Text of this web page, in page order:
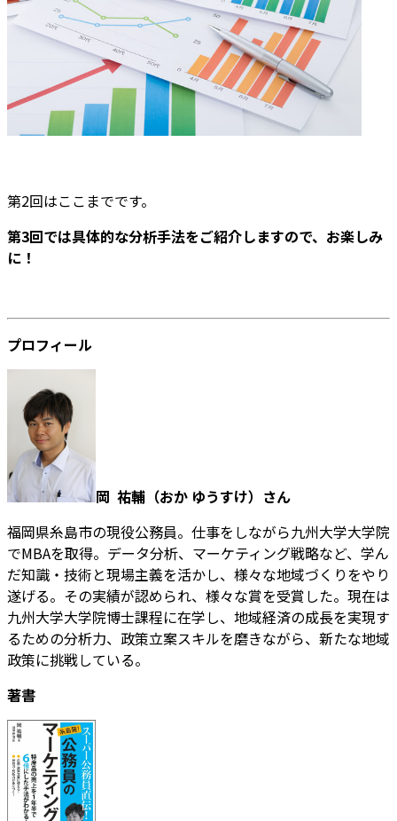
第2回はここまでです。
第3回では具体的な分析手法をご紹介しますので、お楽しみ
に！
プロフィール
岡 祐輔（おか ゆうすけ）さん
福岡県糸島市の現役公務員。仕事をしながら九州大学大学院
でMBAを取得。データ分析、マーケティング戦略など、学ん
だ知識・技術と現場主義を活かし、様々な地域づくりをやり
遂げる。その実績が認められ、様々な賞を受賞した。現在は
九州大学大学院博士課程に在学し、地域経済の成長を実現す
るための分析力、政策立案スキルを磨きながら、新たな地域
政策に挑戦している。
著書